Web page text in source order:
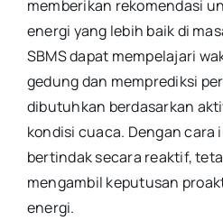
memberikan rekomendasi
energi yang lebih baik di
SBMS dapat mempelajari
gedung dan memprediksi
dibutuhkan berdasarkan
kondisi cuaca. Dengan cara
bertindak secara reaktif,
mengambil keputusan
energi.